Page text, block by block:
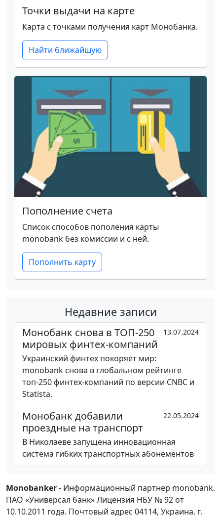
Точки выдачи на карте
Карта с точками получения карт Монобанка.
Найти ближайшую
Пополнение счета
Список способов пополения карты
monobank без комиссии и с ней.
Пополнить карту
Недавние записи
Монобанк снова в ТОП-250
мировых финтех-компаний
13.07.2024
Украинский финтех покоряет мир:
monobank снова в глобальном рейтинге
топ-250 финтех-компаний по версии CNBC и
Statista.
Монобанк добавили
проездные на транспорт
22.05.2024
В Николаеве запущена инновационная
система гибких транспортных абонементов
Monobanker- Информационный партнер monobank.
ПАО «Универсал банк» Лицензия НБУ № 92 от
10.10.2011 года. Почтовый адрес 04114, Украина, г.